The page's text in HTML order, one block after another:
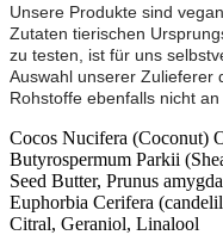
Unsere Produkte sind
Zutaten tierischen
zu testen, ist für uns
Auswahl unserer Zulieferer
Rohstoffe ebenfalls nicht
Cocos Nucifera (Coconut)
Butyrospermum Parkii
Seed Butter, Prunus
Euphorbia Cerifera
Citral, Geraniol, Linalool